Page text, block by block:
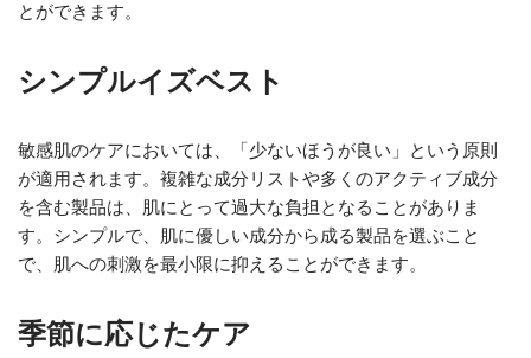
とができます。
シンプルイズベスト
敏感肌のケアにおいては、「少ないほうが良い」という原則
が適用されます。複雑な成分リストや多くのアクティブ成分
を含む製品は、肌にとって過大な負担となることがありま
す。シンプルで、肌に優しい成分から成る製品を選ぶこと
で、肌への刺激を最小限に抑えることができます。
季節に応じたケア